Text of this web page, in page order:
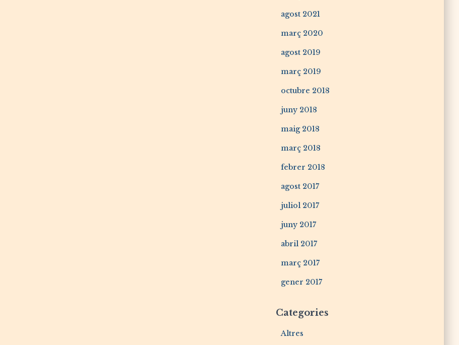
agost 2021
març 2020
agost 2019
març 2019
octubre 2018
juny 2018
maig 2018
març 2018
febrer 2018
agost 2017
juliol 2017
juny 2017
abril 2017
març 2017
gener 2017
Categories
Altres